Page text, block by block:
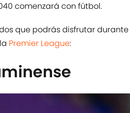
comenzará con fútbol.
que podrás disfrutar durante
Premier League: